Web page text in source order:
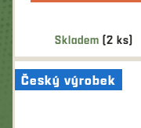
Skladem(2 ks)
Český výrobek